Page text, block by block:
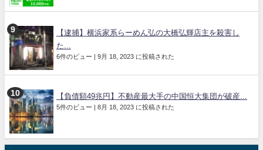
【逮捕】横浜家系らーめん弘の大橋弘輝店主を殺害し
た...
6件のビュー | 9月 18, 2023 に投稿された
【負債額49兆円】不動産最大手の中国恒大集団が破産...
5件のビュー | 8月 18, 2023 に投稿された